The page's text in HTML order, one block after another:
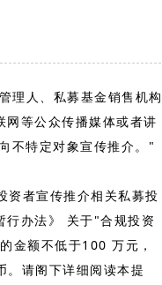
理人、私募基金销售机构
等公众传播媒体或者讲
不特定对象宣传推介。"
者宣传推介相关私募投
行办法》 关于"合规投资
金额不低于100 万元，
。请阁下详细阅读本提